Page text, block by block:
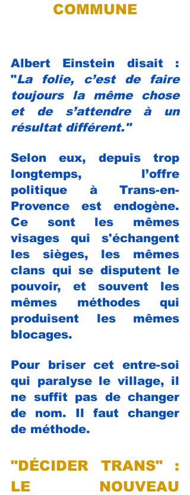
COMMUNE
Albert Einstein disait :
"La folie, c’est de faire
toujours la même chose
et de s’attendre à un
résultat différent."
Selon eux, depuis trop
longtemps, l’offre
politique à Trans-en-
Provence est endogène.
Ce sont les mêmes
visages qui s'échangent
les sièges, les mêmes
clans qui se disputent le
pouvoir, et souvent les
mêmes méthodes qui
produisent les mêmes
blocages.
Pour briser cet entre-soi
qui paralyse le village, il
ne suffit pas de changer
de nom. Il faut changer
de méthode.
"DÉCIDER TRANS" :
LE NOUVEAU